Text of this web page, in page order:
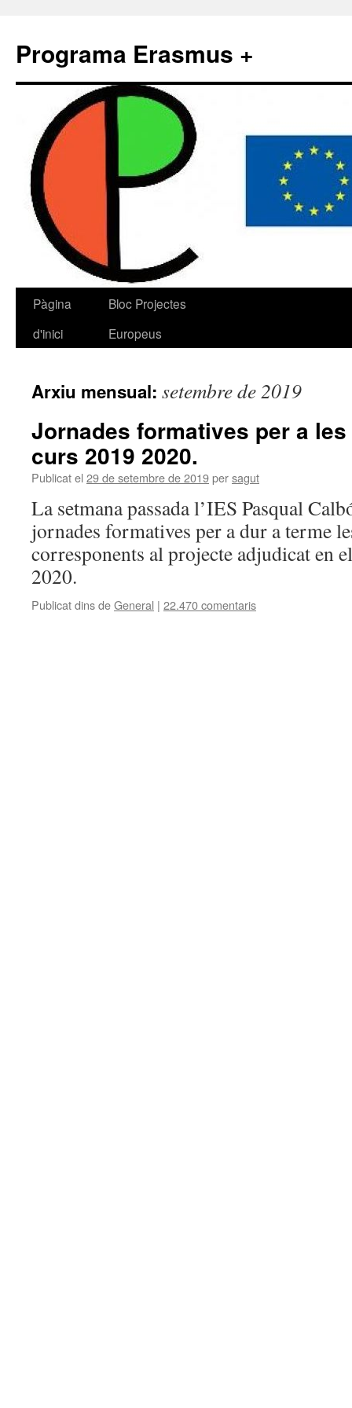
Programa Erasmus +
Pàgina
d'inici
Bloc Projectes
Europeus
Arxiu mensual: setembre de 2019
Jornades formatives per a
curs 2019 2020.
Publicat el 29 de setembre de 2019persagut
La setmana passada l’IES Pasqual
jornades formatives per a dur a terme
corresponents al projecte adjudicat en
2020.
Publicat dins deGeneral | 22.470 comentaris